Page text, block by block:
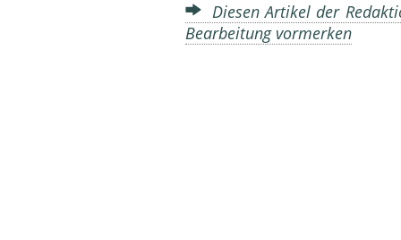
Diesen Artikel der
Bearbeitung vormerken